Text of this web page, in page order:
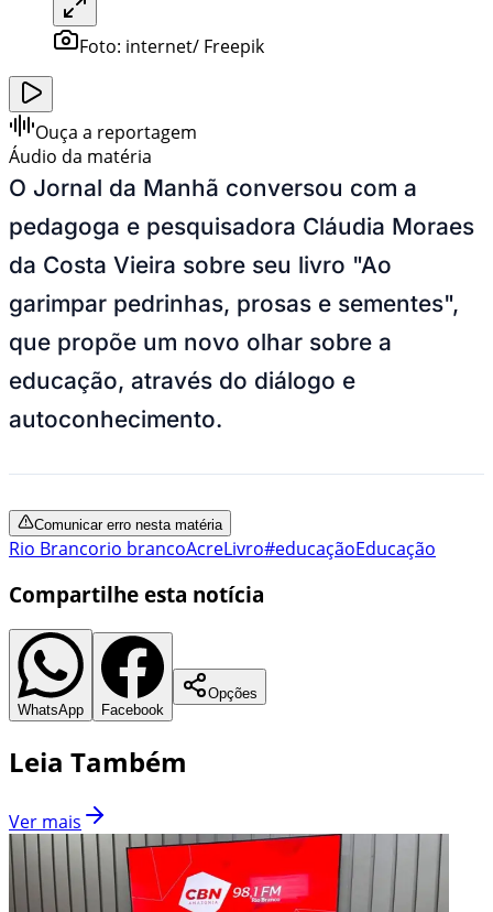
Foto: internet/ Freepik
Ouça a reportagem
Áudio da matéria
O Jornal da Manhã conversou com a
pedagoga e pesquisadora Cláudia Moraes
da Costa Vieira sobre seu livro "Ao
garimpar pedrinhas, prosas e sementes",
que propõe um novo olhar sobre a
educação, através do diálogo e
autoconhecimento.
Comunicar erro nesta matéria
Rio Brancorio brancoAcreLivro#educaçãoEducação
Compartilhe esta notícia
WhatsApp Facebook
Opções
Leia Também
Ver mais